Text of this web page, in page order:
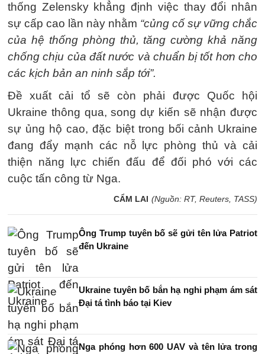
thống Zelensky khẳng định việc thay đổi nhân
sự cấp cao lần này nhằm “củng cố sự vững chắc
của hệ thống phòng thủ, tăng cường khả năng
chống chịu của đất nước và chuẩn bị tốt hơn cho
các kịch bản an ninh sắp tới”.
Đề xuất cải tổ sẽ còn phải được Quốc hội
Ukraine thông qua, song dự kiến sẽ nhận được
sự ủng hộ cao, đặc biệt trong bối cảnh Ukraine
đang đẩy mạnh các nỗ lực phòng thủ và cải
thiện năng lực chiến đấu để đối phó với các
cuộc tấn công từ Nga.
CẨM LAI (Nguồn: RT, Reuters, TASS)
Ông Trump tuyên bố sẽ gửi tên lửa Patriot
đến Ukraine
Ukraine tuyên bố bắn hạ nghi phạm ám sát
Đại tá tình báo tại Kiev
Nga phóng hơn 600 UAV và tên lửa trong